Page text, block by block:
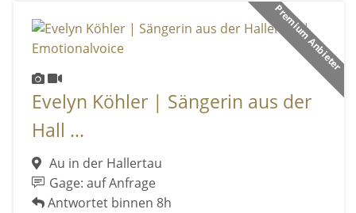
Premium Anbieter
Evelyn Köhler | Sängerin aus der
Hall ...
Au in der Hallertau
Gage: auf Anfrage
Antwortet binnen 8h